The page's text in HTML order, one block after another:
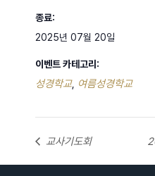
종료:
2025년 07월 20일
이벤트 카테고리:
성경학교, 여름성경학교
교사기도회